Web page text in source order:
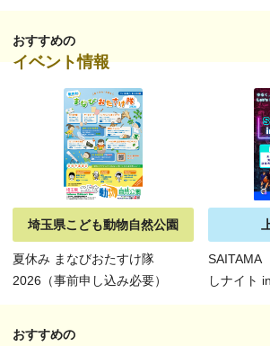
おすすめの
イベント情報
埼玉県こども動物自然公園
夏休み まなびおたすけ隊
2026（事前申し込み必要）
しナイト
おすすめの